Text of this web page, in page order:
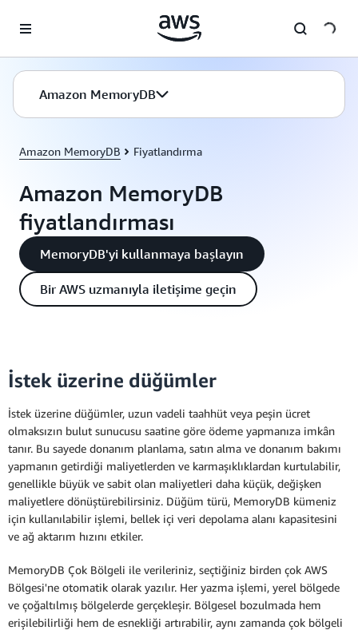
Amazon MemoryDB
Amazon MemoryDB Fiyatlandırma
Amazon MemoryDB
fiyatlandırması
MemoryDB'yi kullanmaya başlayın
Bir AWS uzmanıyla iletişime geçin
İstek üzerine düğümler
İstek üzerine düğümler, uzun vadeli taahhüt veya peşin ücret
olmaksızın bulut sunucusu saatine göre ödeme yapmanıza imkân
tanır. Bu sayede donanım planlama, satın alma ve donanım bakımı
yapmanın getirdiği maliyetlerden ve karmaşıklıklardan kurtulabilir,
genellikle büyük ve sabit olan maliyetleri daha küçük, değişken
maliyetlere dönüştürebilirsiniz. Düğüm türü, MemoryDB kümeniz
için kullanılabilir işlemi, bellek içi veri depolama alanı kapasitesini
ve ağ aktarım hızını etkiler.
MemoryDB Çok Bölgeli ile verileriniz, seçtiğiniz birden çok AWS
Bölgesi'ne otomatik olarak yazılır. Her yazma işlemi, yerel bölgede
ve çoğaltılmış bölgelerde gerçekleşir. Bölgesel bozulmada hem
erişilebilirliği hem de esnekliği artırabilir, aynı zamanda çok bölgeli